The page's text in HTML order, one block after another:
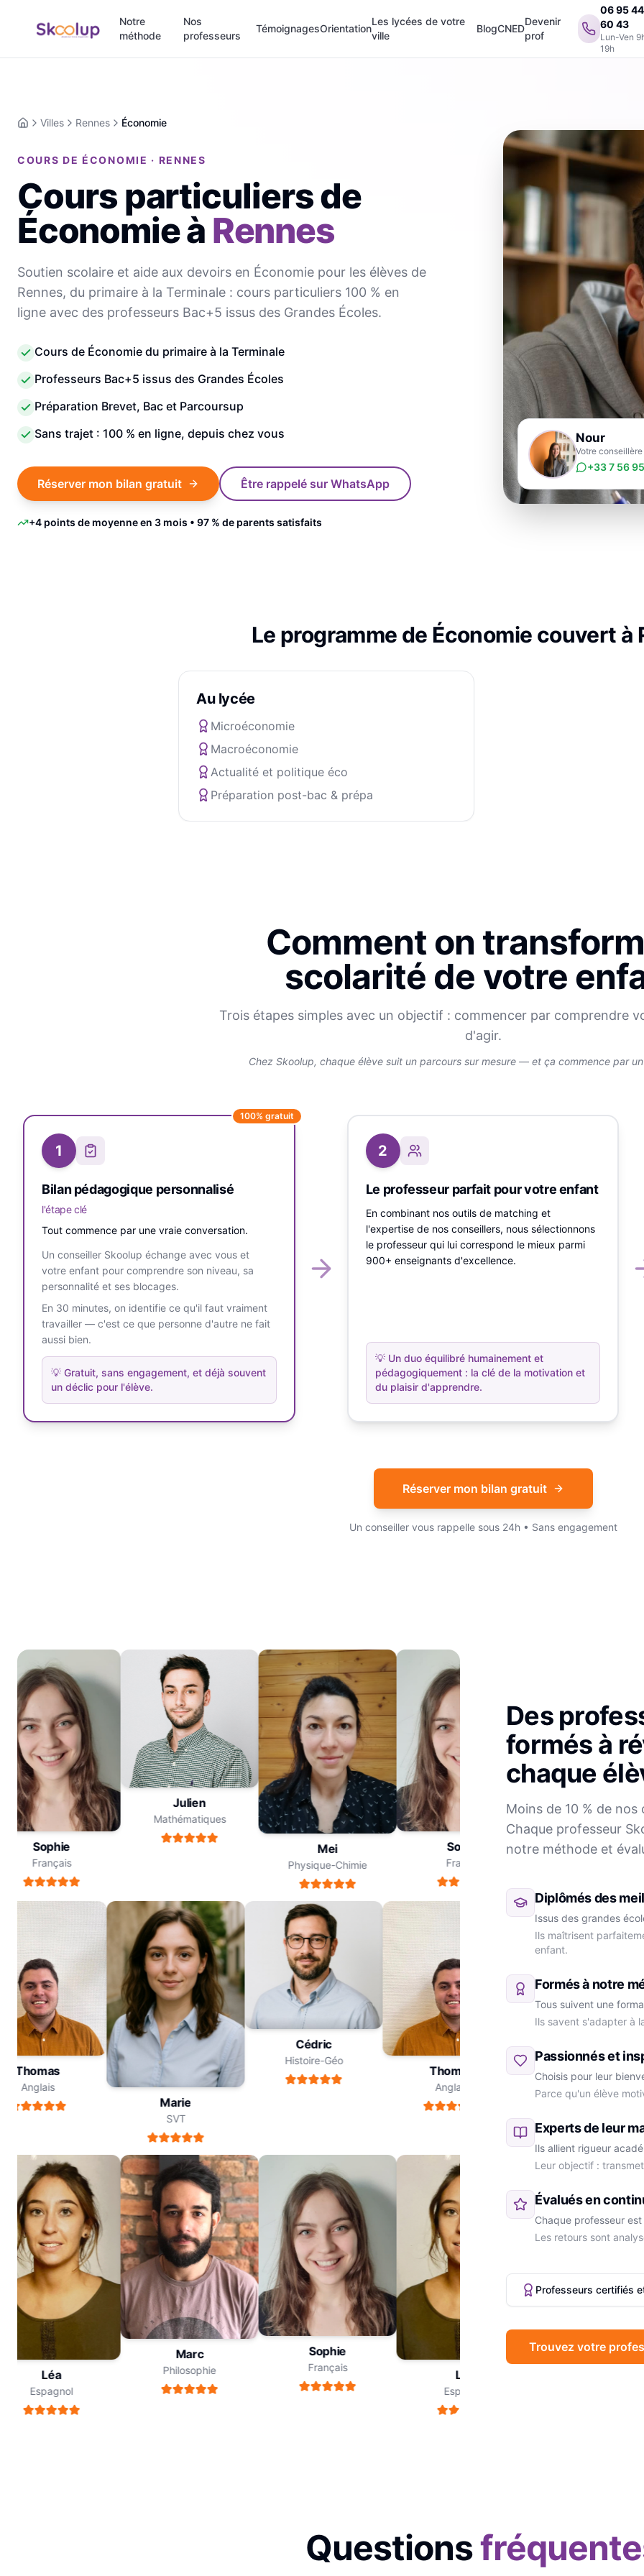
Notre
méthode
Nos
professeurs
TémoignagesOrientation
Les lycées de votre
ville
BlogCNED
Devenir
prof
06 95 44
60 43
Lun-Ven
19h
AccueilVilles Rennes Économie
COURS DE ÉCONOMIE · RENNES
Cours particuliers de
Économieà Rennes
Soutien scolaire et aide aux devoirs en Économie pour les élèves de
Rennes, du primaire à la Terminale : cours particuliers 100 % en
ligne avec des professeurs Bac+5 issus des Grandes Écoles.
Cours de Économie du primaire à la Terminale
Professeurs Bac+5 issus des Grandes Écoles
Préparation Brevet, Bac et Parcoursup
Sans trajet : 100 % en ligne, depuis chez vous
Réserver mon bilan gratuit Être rappelé sur WhatsApp
+4 points de moyenne en 3 mois • 97 % de parents satisfaits
Nour
Votre
+33 7 56
Le programme de Économie couvert à
Au lycée
Microéconomie
Macroéconomie
Actualité et politique éco
Préparation post-bac & prépa
Comment on
scolarité de votre
Trois étapes simples avec un objectif : commencer par comprendre
d'agir.
Chez Skoolup, chaque élève suit un parcours sur mesure — et ça commence par
100% gratuit
1
Bilan pédagogique personnalisé
l'étape clé
Tout commence par une vraie conversation.
Un conseiller Skoolup échange avec vous et
votre enfant pour comprendre son niveau, sa
personnalité et ses blocages.
En 30 minutes, on identifie ce qu'il faut vraiment
travailler — c'est ce que personne d'autre ne fait
aussi bien.
💡 Gratuit, sans engagement, et déjà souvent
un déclic pour l'élève.
2
Le professeur parfait pour votre enfant
En combinant nos outils de matching et
l'expertise de nos conseillers, nous sélectionnons
le professeur qui lui correspond le mieux parmi
900+ enseignants d'excellence.
💡 Un duo équilibré humainement et
pédagogiquement : la clé de la motivation et
du plaisir d'apprendre.
Réserver mon bilan gratuit
Un conseiller vous rappelle sous 24h • Sans engagement
Sophie
Français
Julien
Mathématiques
Mei
Physique-Chimie
Sophie
Français
Julien
Thomas
Anglais
Marie
SVT
Cédric
Histoire-Géo
Thomas
Anglais
Marie
Léa
Espagnol
Marc
Philosophie
Sophie
Français Léa
Espagnol
Marc
Des
formés à
chaque
Moins de 10 % de
Chaque professeur
notre méthode et
Diplômés des
Issus des grandes
Ils maîtrisent
enfant.
Formés à notre
Tous suivent une
Ils savent s'adapter à
Passionnés et
Choisis pour leur
Parce qu'un élève
Experts de leur
Ils allient rigueur
Leur objectif :
Évalués en
Chaque professeur
Les retours sont
Professeurs certifiés
Trouvez votre
Questions